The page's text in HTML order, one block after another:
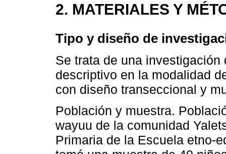
2. MATERIALES Y
Tipo y diseño de
Se trata de una
descriptivo en la modalidad
con diseño transeccional y
Población y muestra.
wayuu de la comunidad
Primaria de la Escuela etno-